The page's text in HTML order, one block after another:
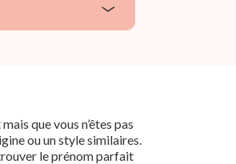
que vous n’êtes pas
ou un style similaires.
le prénom parfait